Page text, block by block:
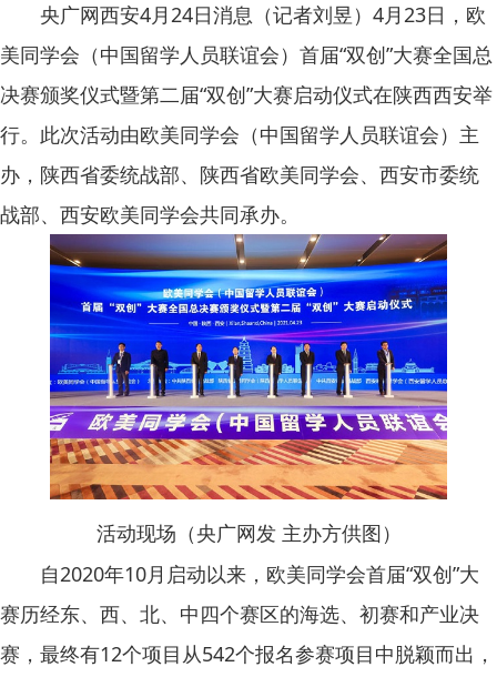
央广网西安4月24日消息（记者刘昱） 4月23日，欧
美同学会（中国留学人员联谊会）首届“双创”大赛全国总
决赛颁奖仪式暨第二届“双创”大赛启动仪式在陕西西安举
行。此次活动由欧美同学会（中国留学人员联谊会）主
办，陕西省委统战部、陕西省欧美同学会、西安市委统
战部、西安欧美同学会共同承办。
活动现场（央广网发 主办方供图）
自2020年10月启动以来，欧美同学会首届“双创”大
赛历经东、西、北、中四个赛区的海选、初赛和产业决
赛，最终有12个项目从542个报名参赛项目中脱颖而出，